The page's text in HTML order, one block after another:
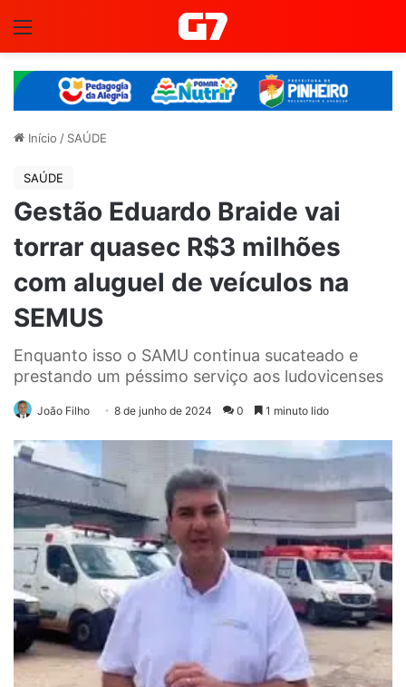
Início / SAÚDE
SAÚDE
Gestão Eduardo Braide vai
torrar quasec R$3 milhões
com aluguel de veículos na
SEMUS
Enquanto isso o SAMU continua sucateado e
prestando um péssimo serviço aos ludovicenses
João Filho 8 de junho de 2024 0 1 minuto lido